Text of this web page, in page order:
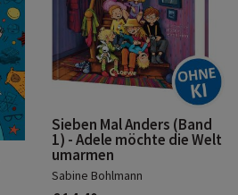
Sieben Mal Anders (Band
1) - Adele möchte die Welt
umarmen
Sabine Bohlmann